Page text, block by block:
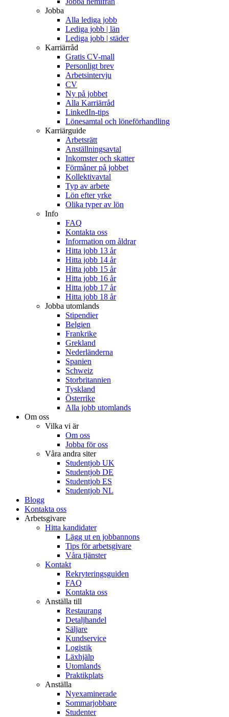
Jobba
Alla lediga jobb
Lediga jobb | län
Lediga jobb | städer
Karriärråd
Gratis CV-mall
Personligt brev
Arbetsintervju
CV
Ny på jobbet
Alla Karriärråd
LinkedIn-tips
Lönesamtal och löneförhandling
Karriärguide
Arbetsrätt
Anställningsavtal
Inkomster och skatter
Förmåner på jobbet
Kollektivavtal
Typ av arbete
Lön efter yrke
Olika typer av lön
Info
FAQ
Kontakta oss
Information om åldrar
Hitta jobb 13 år
Hitta jobb 14 år
Hitta jobb 15 år
Hitta jobb 16 år
Hitta jobb 17 år
Hitta jobb 18 år
Jobba utomlands
Stipendier
Belgien
Frankrike
Grekland
Nederländerna
Spanien
Schweiz
Storbritannien
Tyskland
Österrike
Alla jobb utomlands
Om oss
Vilka vi är
Om oss
Jobba för oss
Våra andra siter
Studentjob UK
Studentjob DE
Studentjob ES
Studentjob NL
Blogg
Kontakta oss
Arbetsgivare
Hitta kandidater
Lägg ut en jobbannons
Tips för arbetsgivare
Våra tjänster
Kontakt
Rekryteringsguiden
FAQ
Kontakta oss
Anställa till
Restaurang
Detaljhandel
Säljare
Kundservice
Logistik
Läxhjälp
Utomlands
Praktikplats
Anställa
Nyexaminerade
Sommarjobbare
Studenter